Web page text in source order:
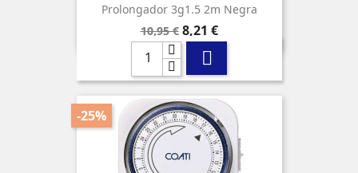
Prolongador 3g1.5 2m Negra
Precio
base
10,95 € Precio
8,21 €

-25%